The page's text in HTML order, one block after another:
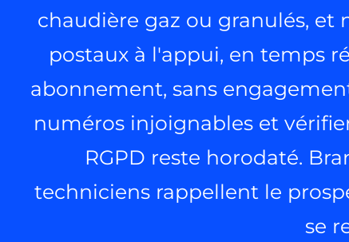
chaudière gaz ou granulés, et
postaux à l'appui, en temps
abonnement, sans
numéros injoignables et
RGPD reste horodaté.
techniciens rappellent le
se